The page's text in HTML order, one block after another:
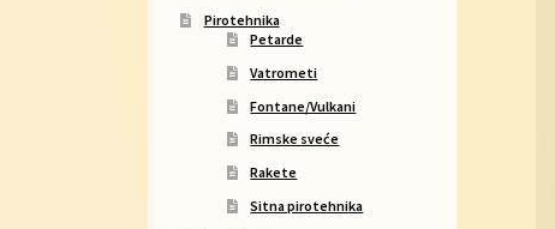
Pirotehnika
Petarde
Vatrometi
Fontane/Vulkani
Rimske sveće
Rakete
Sitna pirotehnika